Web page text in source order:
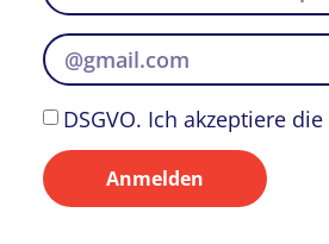
DSGVO. Ich akzeptiere die
Anmelden